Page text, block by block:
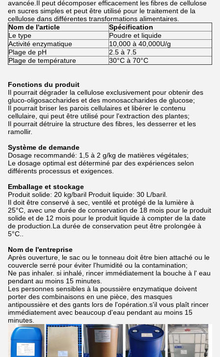
avancée.Il peut décomposer efficacement les fibres de cellulose
en sucres simples et peut être utilisé pour le traitement de la
cellulose dans différentes transformations alimentaires.
Nom de l'article
Spécification
Le type
Poudre et liquide
Activité enzymatique
10,000 à 40,000U/g
Plage de pH
2.5 à 7.5
Plage de température
30°C à 70°C
Fonctions du produit
Il pourrait dégrader la cellulose exclusivement pour obtenir des
gluco-oligosaccharides et des monosaccharides de glucose;
Il pourrait briser les parois cellulaires et libérer le contenu
cellulaire, qui peut être utilisé pour l'extraction des plantes;
Il pourrait détruire la structure des fibres, les desserrer et les
ramollir.
Système de demande
Dosage recommandé: 1,5 à 2 g/kg de matières végétales;
Le dosage optimal est déterminé par des expériences selon
différents processus et exigences.
Emballage et stockage
Produit solide: 20 kg/baril Produit liquide: 30 L/baril.
Il doit être conservé à sec, ventilé et protégé de la lumière à
25°C, avec une durée de conservation de 18 mois pour le produit
solide et de 12 mois pour le produit liquide à compter de la date
de production.La durée de conservation peut être prolongée à
5°C..
Nom de l'entreprise
Après ouverture, le sac ou le tonneau doit être bien attaché ou le
couvercle serré pour éviter l'humidité ou la contamination;
Ne pas inhaler. si inhalé, rincer immédiatement la bouche à l' eau
pendant au moins 15 minutes.
Les personnes sensibles à la poussière enzymatique doivent
porter des combinaisons en une pièce, des masques
antipoussière et des gants lors de l'opération.s'il vous plaît rincer
immédiatement avec beaucoup d'eau pendant au moins 15
minutes.